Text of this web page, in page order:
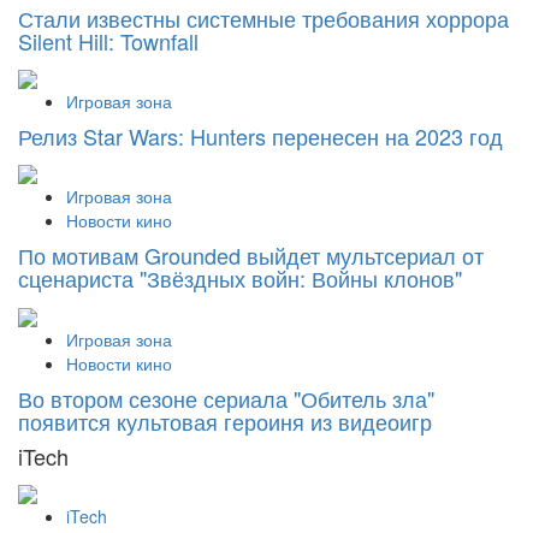
Стали известны системные требования хоррора
Silent Hill: Townfall
Игровая зона
Релиз Star Wars: Hunters перенесен на 2023 год
Игровая зона
Новости кино
По мотивам Grounded выйдет мультсериал от
сценариста "Звёздных войн: Войны клонов"
Игровая зона
Новости кино
Во втором сезоне сериала "Обитель зла"
появится культовая героиня из видеоигр
iTech
iTech